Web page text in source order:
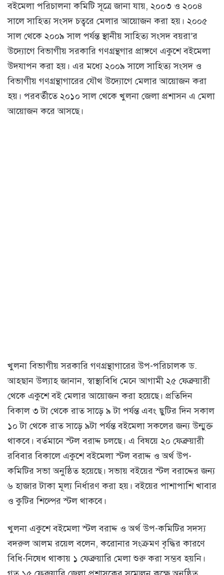
বইমেলা পরিচালনা কমিটি সূত্রে জানা যায়, ২০০৩ ও ২০০৪
সালে সাহিত্য সংসদ চত্বরে মেলার আয়োজন করা হয়। ২০০৫
সাল থেকে ২০০৯ সাল পর্যন্ত স্থানীয় সাহিত্য সংসদ বয়রা’র
উদ্যোগে বিভাগীয় সরকারি গণগ্রন্থগার প্রাঙ্গণে একুশে বইমেলা
উদযাপন করা হয়। এর মধ্যে ২০০৯ সালে সাহিত্য সংসদ ও
বিভাগীয় গণগ্রন্থাগারের যৌথ উদ্যোগে মেলার আয়োজন করা
হয়। পরবর্তীতে ২০১০ সাল থেকে খুলনা জেলা প্রশাসন এ মেলা
আয়োজন করে আসছে।
খুলনা বিভাগীয় সরকারি গণগ্রন্থাগারের উপ-পরিচালক ড.
আহছান উল্যাহ জানান, স্বাস্থ্যবিধি মেনে আগামী ২৫ ফেব্রুয়ারী
থেকে একুশে বই মেলার আয়োজন করা হয়েছে। প্রতিদিন
বিকাল ৩ টা থেকে রাত সাড়ে ৯ টা পর্যন্ত এবং ছুটির দিন সকাল
১০ টা থেকে রাত সাড়ে ৯টা পর্যন্ত বইমেলা সকলের জন্য উন্মুক্ত
থাকবে। বর্তমানে স্টল বরাদ্দ চলছে। এ বিষয়ে ২০ ফেব্রুয়ারী
রবিবার বিকালে একুশে বইমেলা স্টল বরাদ্দ ও অর্থ উপ-
কমিটির সভা অনুষ্ঠিত হয়েছে। সভায় বইয়ের স্টল বরাদ্দের জন্য
৬ হাজার টাকা মূল্য নির্ধারণ করা হয়। বইয়ের পাশাপাশি খাবার
ও কুটির শিল্পের স্টল থাকবে।
খুলনা একুশে বইমেলা স্টল বরাদ্দ ও অর্থ উপ-কমিটির সদস্য
বদরুল আলম রয়েল বলেন, করোনার সংক্রমণ বৃদ্ধির কারণে
বিধি-নিষেধ থাকায় ১ ফেব্রুয়ারি মেলা শুরু করা সম্ভব হয়নি।